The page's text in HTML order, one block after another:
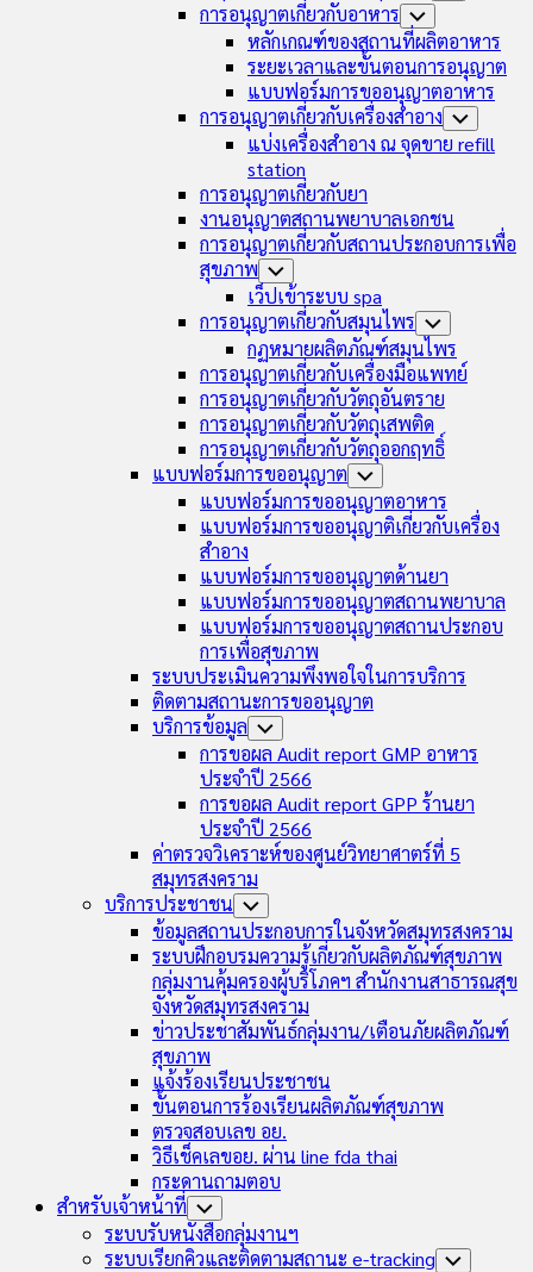
การอนุญาตเกี่ยวกับอาหาร Toggle
Child
Menu
หลักเกณฑ์ของสถานที่ผลิตอาหาร
ระยะเวลาและขั้นตอนการอนุญาต
แบบฟอร์มการขออนุญาตอาหาร
การอนุญาตเกี่ยวกับเครื่องสำอาง Toggle
Child
Menu
แบ่งเครื่องสำอาง ณ จุดขาย refill
station
การอนุญาตเกี่ยวกับยา
งานอนุญาตสถานพยาบาลเอกชน
การอนุญาตเกี่ยวกับสถานประกอบการเพื่อ
สุขภาพ Toggle
Child
Menu
เว็ปเข้าระบบ spa
การอนุญาตเกี่ยวกับสมุนไพร Toggle
Child
Menu
กฏหมายผลิตภัณฑ์สมุนไพร
การอนุญาตเกี่ยวกับเครื่องมือแพทย์
การอนุญาตเกี่ยวกับวัตถุอันตราย
การอนุญาตเกี่ยวกับวัตถุเสพติด
การอนุญาตเกี่ยวกับวัตถุออกฤทธิ์
แบบฟอร์มการขออนุญาต Toggle
Child
Menu
แบบฟอร์มการขออนุญาตอาหาร
แบบฟอร์มการขออนุญาติเกี่ยวกับเครื่อง
สำอาง
แบบฟอร์มการขออนุญาตด้านยา
แบบฟอร์มการขออนุญาตสถานพยาบาล
แบบฟอร์มการขออนุญาตสถานประกอบ
การเพื่อสุขภาพ
ระบบประเมินความพึงพอใจในการบริการ
ติดตามสถานะการขออนุญาต
บริการข้อมูล Toggle
Child
Menu
การขอผล Audit report GMP อาหาร
ประจำปี 2566
การขอผล Audit report GPP ร้านยา
ประจำปี 2566
ค่าตรวจวิเคราะห์ของศูนย์วิทยาศาตร์ที่ 5
สมุทรสงคราม
บริการประชาชน Toggle
Child
Menu
ข้อมูลสถานประกอบการในจังหวัดสมุทรสงคราม
ระบบฝึกอบรมความรู้เกี่ยวกับผลิตภัณฑ์สุขภาพ
กลุ่มงานคุ้มครองผู้บริโภคฯ สำนักงานสาธารณสุข
จังหวัดสมุทรสงคราม
ข่าวประชาสัมพันธ์กลุ่มงาน/เตือนภัยผลิตภัณฑ์
สุขภาพ
แจ้งร้องเรียนประชาชน
ขั้นตอนการร้องเรียนผลิตภัณฑ์สุขภาพ
ตรวจสอบเลข อย.
วิธีเช็คเลขอย. ผ่าน line fda thai
กระดานถามตอบ
สำหรับเจ้าหน้าที่ Toggle
Child
Menu
ระบบรับหนังสือกลุ่มงานฯ
ระบบเรียกคิวและติดตามสถานะ e-tracking Toggle